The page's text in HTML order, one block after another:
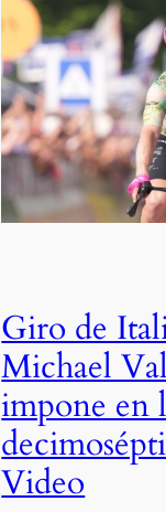
Giro de
Michael
impone en
Video